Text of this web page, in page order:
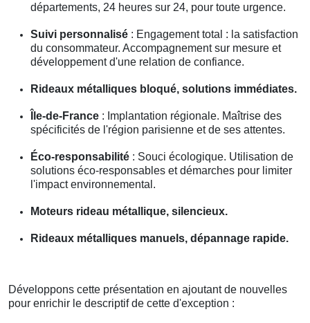
départements, 24 heures sur 24, pour toute urgence.
Suivi personnalisé : Engagement total : la satisfaction
du consommateur. Accompagnement sur mesure et
développement d'une relation de confiance.
Rideaux métalliques bloqué, solutions immédiates.
Île-de-France : Implantation régionale. Maîtrise des
spécificités de l'région parisienne et de ses attentes.
Éco-responsabilité : Souci écologique. Utilisation de
solutions éco-responsables et démarches pour limiter
l'impact environnemental.
Moteurs rideau métallique, silencieux.
Rideaux métalliques manuels, dépannage rapide.
Développons cette présentation en ajoutant de nouvelles
pour enrichir le descriptif de cette d'exception :